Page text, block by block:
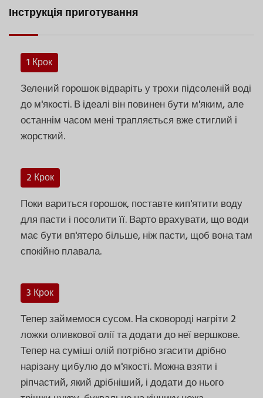
Інструкція приготування
1 Крок
Зелений горошок відваріть у трохи підсоленій воді
до м'якості. В ідеалі він повинен бути м'яким, але
останнім часом мені трапляється вже стиглий і
жорсткий.
2 Крок
Поки вариться горошок, поставте кип'ятити воду
для пасти і посолити її. Варто врахувати, що води
має бути вп'ятеро більше, ніж пасти, щоб вона там
спокійно плавала.
3 Крок
Тепер займемося сусом. На сковороді нагріти 2
ложки оливкової олії та додати до неї вершкове.
Тепер на суміші олій потрібно згасити дрібно
нарізану цибулю до м'якості. Можна взяти і
ріпчастий, який дрібніший, і додати до нього